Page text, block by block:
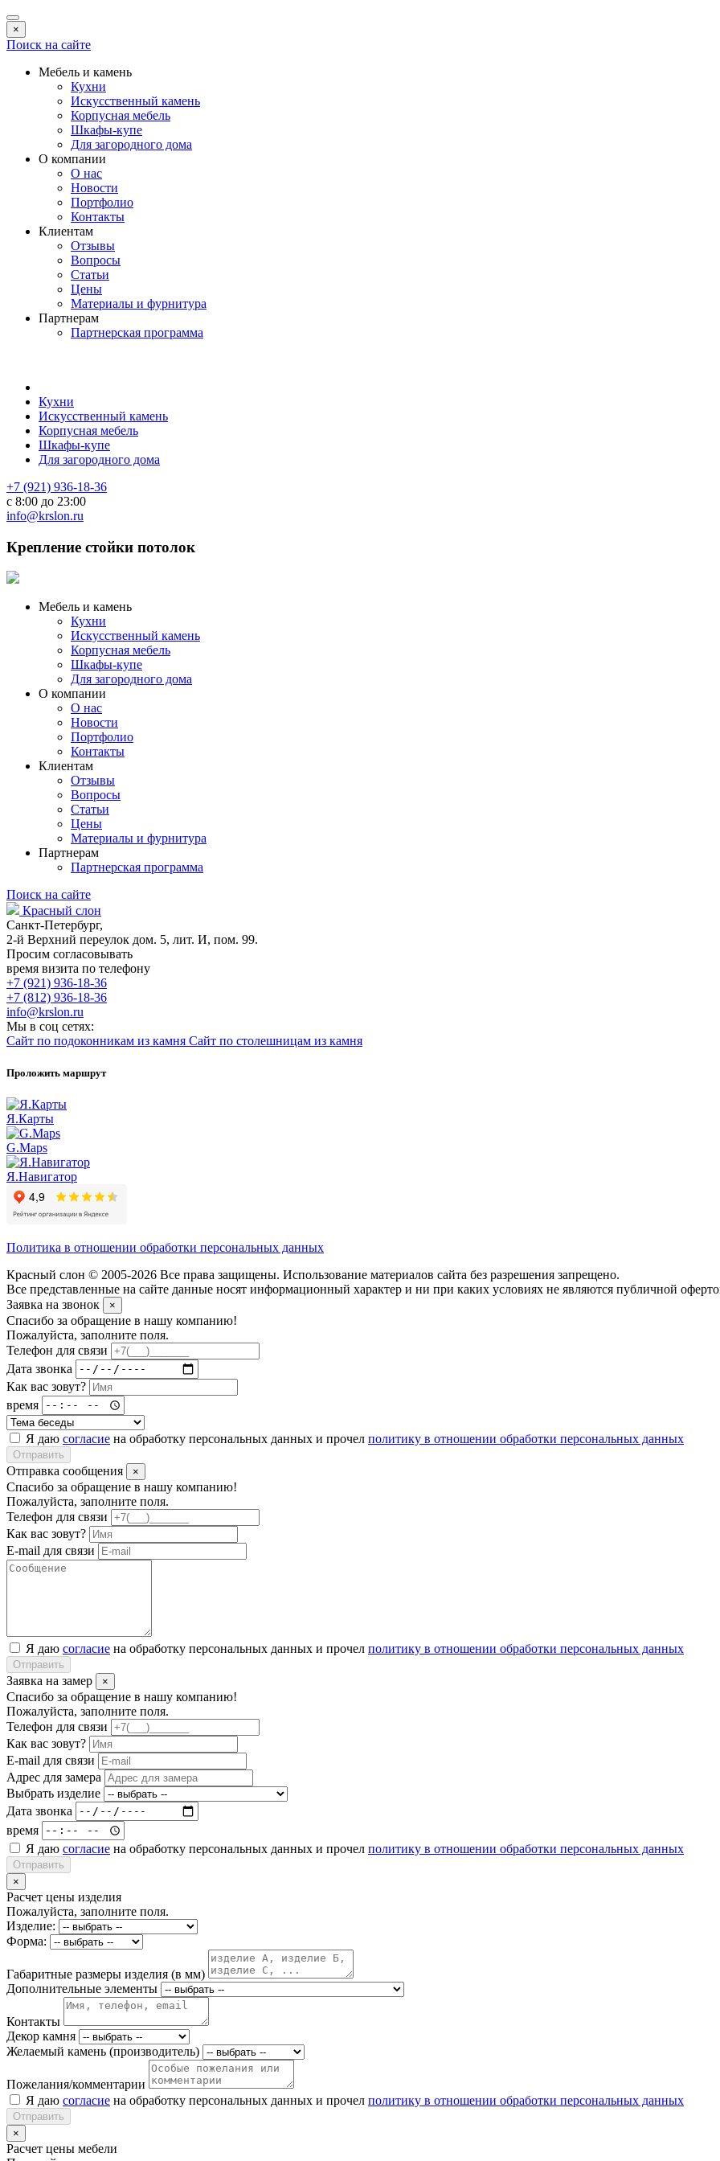
×
Поиск на сайте
Мебель и камень
Кухни
Искусственный камень
Корпусная мебель
Шкафы-купе
Для загородного дома
О компании
О нас
Новости
Портфолио
Контакты
Клиентам
Отзывы
Вопросы
Статьи
Цены
Материалы и фурнитура
Партнерам
Партнерская программа
Кухни
Искусственный камень
Корпусная мебель
Шкафы-купе
Для загородного дома
+7 (921) 936-18-36
с 8:00 до 23:00
info@krslon.ru
Крепление стойки потолок
Мебель и камень
Кухни
Искусственный камень
Корпусная мебель
Шкафы-купе
Для загородного дома
О компании
О нас
Новости
Портфолио
Контакты
Клиентам
Отзывы
Вопросы
Статьи
Цены
Материалы и фурнитура
Партнерам
Партнерская программа
Поиск на сайте
Красный слон
Санкт-Петербург,
2-й Верхний переулок дом. 5, лит. И, пом. 99.
Просим согласовывать
время визита по телефону
+7 (921) 936-18-36
+7 (812) 936-18-36
info@krslon.ru
Мы в соц сетях:
Сайт по подоконникам из камня Сайт по столешницам из камня
Проложить маршрут
Я.Карты
G.Maps
Я.Навигатор
Политика в отношении обработки персональных данных
Красный слон © 2005-2026 Все права защищены. Использование материалов сайта без разрешения запрещено.
Все представленные на сайте данные носят информационный характер и ни при каких условиях не являются публичной
Заявка на звонок
×
Спасибо за обращение в нашу компанию!
Пожалуйста, заполните поля.
Телефон для связи
Дата звонка
Как вас зовут?
время
Я даю согласие на обработку персональных данных и прочел политику в отношении обработки персональных данных
Отправить
Отправка сообщения ×
Спасибо за обращение в нашу компанию!
Пожалуйста, заполните поля.
Телефон для связи
Как вас зовут?
E-mail для связи
Я даю согласие на обработку персональных данных и прочел политику в отношении обработки персональных данных
Отправить
Заявка на замер ×
Спасибо за обращение в нашу компанию!
Пожалуйста, заполните поля.
Телефон для связи
Как вас зовут?
E-mail для связи
Адрес для замера
Выбрать изделие
Дата звонка
время
Я даю согласие на обработку персональных данных и прочел политику в отношении обработки персональных данных
Отправить
×
Расчет цены изделия
Пожалуйста, заполните поля.
Изделие:
Форма:
Габаритные размеры изделия (в мм)
Дополнительные элементы
Контакты
Декор камня
Желаемый камень (производитель)
Пожелания/комментарии
Я даю согласие на обработку персональных данных и прочел политику в отношении обработки персональных данных
Отправить
×
Расчет цены мебели